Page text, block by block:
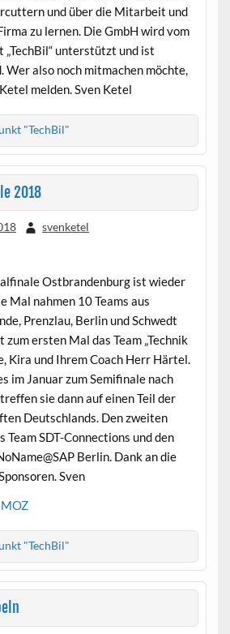
und über die Mitarbeit und
zu lernen. Die GmbH wird vom
unterstützt und ist
Wer also noch mitmachen möchte,
melden. Sven Ketel
"TechBil"
2018
svenketel
Ostbrandenburg ist wieder
Mal nahmen 10 Teams aus
Prenzlau, Berlin und Schwedt
ersten Mal das Team „Technik
Kira und Ihrem Coach Herr Härtel.
im Januar zum Semifinale nach
sie dann auf einen Teil der
Deutschlands. Den zweiten
Team SDT-Connections und den
Berlin. Dank an die
Sven
"TechBil"